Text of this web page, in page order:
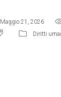
Maggio 21, 2026
Diritti